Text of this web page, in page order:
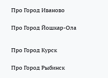
Про Город Иваново
Про Город Йошкар-Ола
Про Город Курск
Про Город Рыбинск